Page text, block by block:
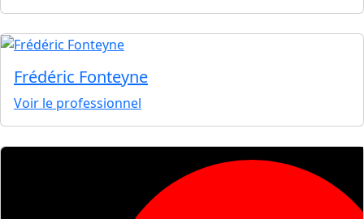
Frédéric Fonteyne
Voir le professionnel